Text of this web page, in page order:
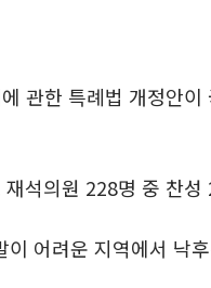
관한 특례법 개정안
석의원 228명 중 찬
어려운 지역에서